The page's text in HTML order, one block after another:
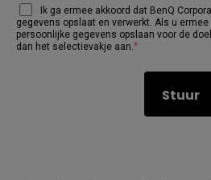
Ik ga ermee akkoord dat BenQ
gegevens opslaat en verwerkt. Als u
persoonlijke gegevens opslaan voor de
dan het selectievakje aan.*